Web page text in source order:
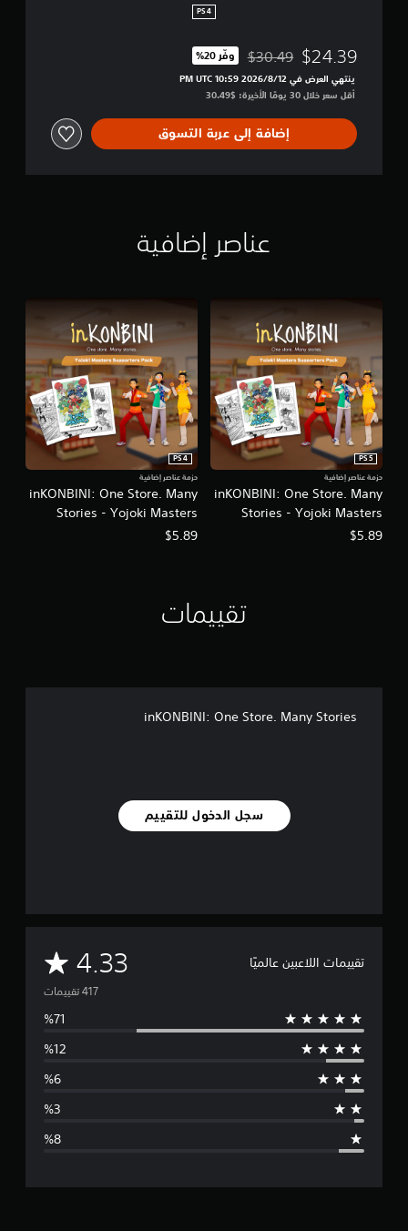
PS4
$24.39 مخصوم من السعر الأصلي البالغ $30.49‏
$30.49 وفّر 20%‏
ينتهي العرض في 12‏/8‏/2026 10:59 PM UTC‏
أقل سعر خلال 30 يومًا الأخيرة: $30.49‏
إضافة إلى عربة التسوق
عناصر إضافية
inKONBINI: One Store. Many
Stories - Yojoki Masters
Supporters Pack
PS5
حزمة عناصر إضافية
$5.89
inKONBINI: One Store. Many
Stories - Yojoki Masters
Supporters Pack
PS4
حزمة عناصر إضافية
$5.89
تقييمات
inKONBINI: One Store. Many Stories
سجل الدخول للتقييم
تقييمات اللاعبين عالميًا 4.33م
ت
و
س
ت